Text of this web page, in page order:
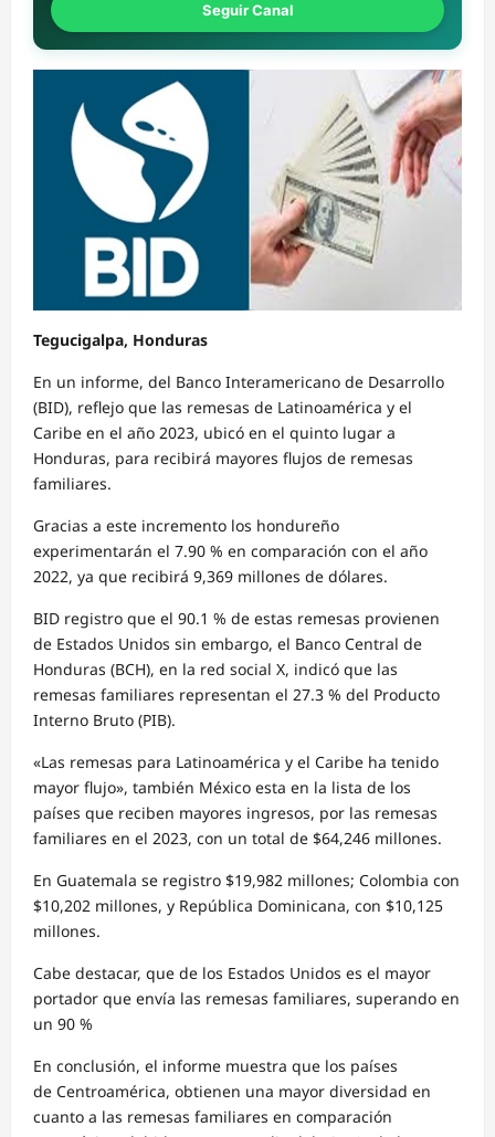
Seguir Canal
Tegucigalpa, Honduras
En un informe, del Banco Interamericano de Desarrollo
(BID), reflejo que las remesas de Latinoamérica y el
Caribe en el año 2023, ubicó en el quinto lugar a
Honduras, para recibirá mayores flujos de remesas
familiares.
Gracias a este incremento los hondureño
experimentarán el 7.90 % en comparación con el año
2022, ya que recibirá 9,369 millones de dólares.
BID registro que el 90.1 % de estas remesas provienen
de Estados Unidos sin embargo, el Banco Central de
Honduras (BCH), en la red social X, indicó que las
remesas familiares representan el 27.3 % del Producto
Interno Bruto (PIB).
«Las remesas para Latinoamérica y el Caribe ha tenido
mayor flujo», también México esta en la lista de los
países que reciben mayores ingresos, por las remesas
familiares en el 2023, con un total de $64,246 millones.
En Guatemala se registro $19,982 millones; Colombia con
$10,202 millones, y República Dominicana, con $10,125
millones.
Cabe destacar, que de los Estados Unidos es el mayor
portador que envía las remesas familiares, superando en
un 90 %
En conclusión, el informe muestra que los países
de Centroamérica, obtienen una mayor diversidad en
cuanto a las remesas familiares en comparación